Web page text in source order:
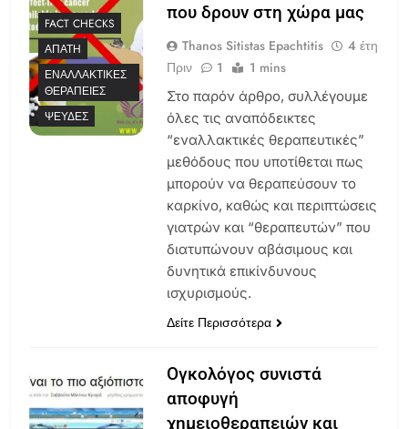
FACT CHECKS
ΑΠΆΤΗ
ΕΝΑΛΛΑΚΤΙΚΈΣ
ΘΕΡΑΠΕΊΕΣ
ΨΕΥΔΈΣ
που δρουν στη χώρα μας
Thanos Sitistas Epachtitis
4 έτη
Πριν
1 1 mins
Στο παρόν άρθρο, συλλέγουμε
όλες τις αναπόδεικτες
“εναλλακτικές θεραπευτικές”
μεθόδους που υποτίθεται πως
μπορούν να θεραπεύσουν το
καρκίνο, καθώς και περιπτώσεις
γιατρών και “θεραπευτών” που
διατυπώνουν αβάσιμους και
δυνητικά επικίνδυνους
ισχυρισμούς.
Δείτε Περισσότερα
Ογκολόγος συνιστά
αποφυγή
χημειοθεραπειών και